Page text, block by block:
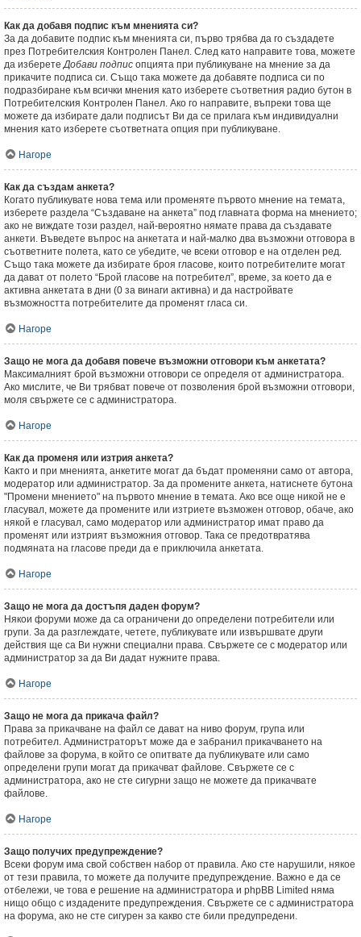
Как да добавя подпис към мненията си?
За да добавите подпис към мненията си, първо трябва да го създадете
през Потребителския Контролен Панел. След като направите това, можете
да изберетеДобави подпис опцията при публикуване на мнение за да
прикачите подписа си. Също така можете да добавяте подписа си по
подразбиране към всички мнения като изберете съответния радио бутон в
Потребителския Контролен Панел. Ако го направите, въпреки това ще
можете да избирате дали подписът Ви да се прилага към индивидуални
мнения като изберете съответната опция при публикуване.
Нагоре
Как да създам анкета?
Когато публикувате нова тема или променяте първото мнение на темата,
изберете раздела “Създаване на анкета” под главната форма на мнението;
ако не виждате този раздел, най-вероятно нямате права да създавате
анкети. Въведете въпрос на анкетата и най-малко два възможни отговора в
съответните полета, като се убедите, че всеки отговор е на отделен ред.
Също така можете да избирате броя гласове, които потребителите могат
да дават от полето “Брой гласове на потребител”, време, за което да е
активна анкетата в дни (0 за винаги активна) и да настройвате
възможността потребителите да променят гласа си.
Нагоре
Защо не мога да добавя повече възможни отговори към анкетата?
Максималният брой възможни отговори се определя от администратора.
Ако мислите, че Ви трябват повече от позволения брой възможни отговори,
моля свържете се с администратора.
Нагоре
Как да променя или изтрия анкета?
Както и при мненията, анкетите могат да бъдат променяни само от автора,
модератор или администратор. За да промените анкета, натиснете бутона
"Промени мнението" на първото мнение в темата. Ако все още никой не е
гласувал, можете да промените или изтриете възможен отговор, обаче, ако
някой е гласувал, само модератор или администратор имат право да
променят или изтрият възможния отговор. Така се предотвратява
подмяната на гласове преди да е приключила анкетата.
Нагоре
Защо не мога да достъпя даден форум?
Някои форуми може да са ограничени до определени потребители или
групи. За да разглеждате, четете, публикувате или извършвате други
действия ще са Ви нужни специални права. Свържете се с модератор или
администратор за да Ви дадат нужните права.
Нагоре
Защо не мога да прикача файл?
Права за прикачване на файл се дават на ниво форум, група или
потребител. Администраторът може да е забранил прикачването на
файлове за форума, в който се опитвате да публикувате или само
определени групи могат да прикачват файлове. Свържете се с
администратора, ако не сте сигурни защо не можете да прикачвате
файлове.
Нагоре
Защо получих предупреждение?
Всеки форум има свой собствен набор от правила. Ако сте нарушили, някое
от тези правила, то можете да получите предупреждение. Важно е да се
отбележи, че това е решение на администратора и phpBB Limited няма
нищо общо с издадените предупреждения. Свържете се с администратора
на форума, ако не сте сигурен за какво сте били предупредени.